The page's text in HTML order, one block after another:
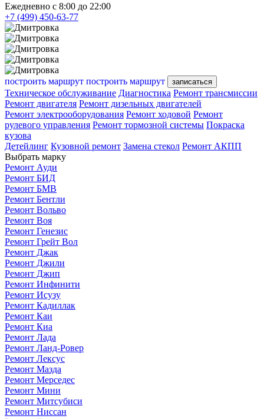
Ежедневно с 8:00 до 22:00
+7 (499) 450-63-77
построить маршрут построить маршрут записаться
Техническое обслуживание Диагностика Ремонт трансмиссии
Ремонт двигателя Ремонт дизельных двигателей
Ремонт электрооборудования Ремонт ходовой Ремонт
рулевого управления Ремонт тормозной системы Покраска
кузова
Детейлинг Кузовной ремонт Замена стекол Ремонт АКПП
Выбрать марку
Ремонт Ауди
Ремонт БИД
Ремонт БМВ
Ремонт Бентли
Ремонт Вольво
Ремонт Воя
Ремонт Генезис
Ремонт Грейт Вол
Ремонт Джак
Ремонт Джили
Ремонт Джип
Ремонт Инфинити
Ремонт Исузу
Ремонт Кадиллак
Ремонт Каи
Ремонт Киа
Ремонт Лада
Ремонт Ланд-Ровер
Ремонт Лексус
Ремонт Мазда
Ремонт Мерседес
Ремонт Мини
Ремонт Митсубиси
Ремонт Ниссан